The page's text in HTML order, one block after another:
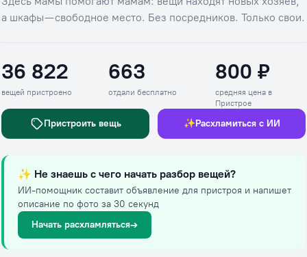
а шкафы — свободное место. Без посредников. Только свои.
Вещей пристроено
36 822
вещей пристроено
Отдали бесплатно
663
отдали бесплатно
Средняя цена в
800 ₽
средняя цена в
Пристрое
Пристроить вещь ✨Расхламиться с ИИ
✨ Не знаешь с чего начать разбор вещей?
ИИ-помощник составит объявление для пристроя и напишет
описание по фото за 30 секунд
Начать расхламляться→